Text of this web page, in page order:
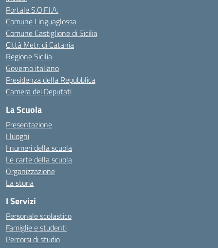
Portale S.O.F.I.A.
Comune Linguaglossa
Comune Castiglione di Sicilia
Città Metr. di Catania
Regione Sicilia
Governo italiano
Presidenza della Repubblica
Camera dei Deputati
La Scuola
Presentazione
I luoghi
I numeri della scuola
Le carte della scuola
Organizzazione
La storia
I Servizi
Personale scolastico
Famiglie e studenti
Percorsi di studio